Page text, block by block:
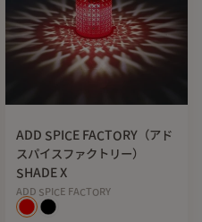
ADD SPICE FACTORY（アド
スパイスファクトリー）
SHADE X
ADD SPICE FACTORY